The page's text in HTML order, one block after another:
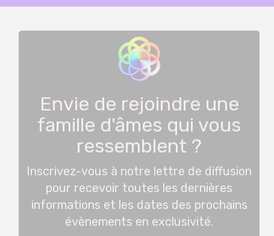
Envie de rejoindre une
famille d'âmes qui vous
ressemblent ?
Inscrivez-vous à notre lettre de diffusion
pour recevoir toutes les dernières
informations et les dates des prochains
évènements en exclusivité.